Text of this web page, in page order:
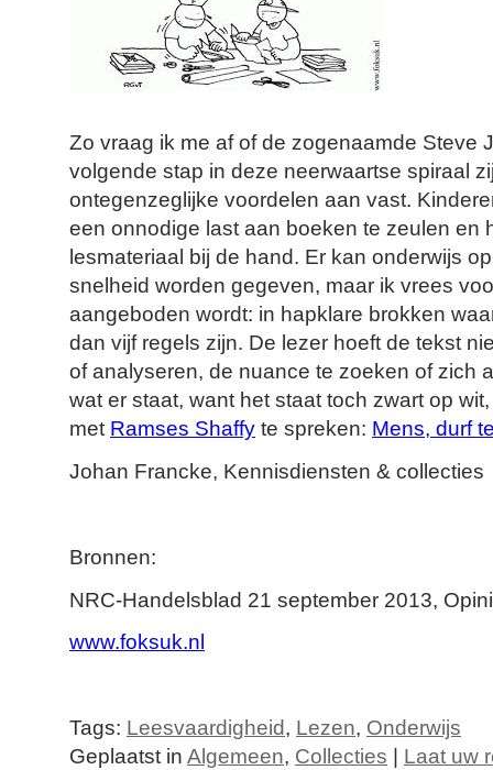
Zo vraag ik me af of de zogenaamde Steve
volgende stap in deze neerwaartse spiraal
ontegenzeglijke voordelen aan vast.
een onnodige last aan boeken te zeulen en
lesmateriaal bij de hand. Er kan onderwijs
snelheid worden gegeven, maar ik vrees
aangeboden wordt: in hapklare brokken
dan vijf regels zijn. De lezer hoeft de tekst
of analyseren, de nuance te zoeken of zich
wat er staat, want het staat toch zwart op
met Ramses Shaffy te spreken: Mens, durf
Johan Francke, Kennisdiensten & collecties
Bronnen:
NRC-Handelsblad 21 september 2013,
www.foksuk.nl
Tags: Leesvaardigheid, Lezen, Onderwijs
Geplaatst in Algemeen, Collecties Laat uw